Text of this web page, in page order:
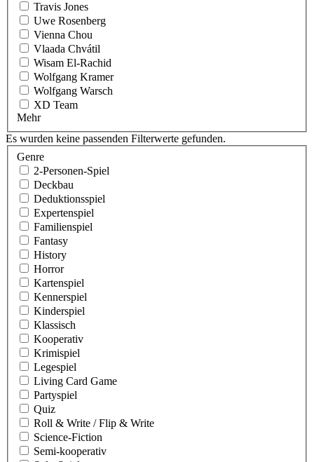
Travis Jones
Uwe Rosenberg
Vienna Chou
Vlaada Chvátil
Wisam El-Rachid
Wolfgang Kramer
Wolfgang Warsch
XD Team
Mehr
Es wurden keine passenden Filterwerte gefunden.
Genre
2-Personen-Spiel
Deckbau
Deduktionsspiel
Expertenspiel
Familienspiel
Fantasy
History
Horror
Kartenspiel
Kennerspiel
Kinderspiel
Klassisch
Kooperativ
Krimispiel
Legespiel
Living Card Game
Partyspiel
Quiz
Roll & Write / Flip & Write
Science-Fiction
Semi-kooperativ